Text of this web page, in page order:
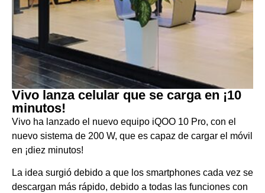
Vivo lanza celular que se carga en ¡10
minutos!
Vivo ha lanzado el nuevo equipo iQOO 10 Pro, con el
nuevo sistema de 200 W, que es capaz de cargar el móvil
en ¡diez minutos!
La idea surgió debido a que los smartphones cada vez se
descargan más rápido, debido a todas las funciones con